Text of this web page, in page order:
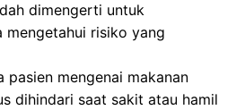
dimengerti untuk
mengetahui risiko yang
pasien mengenai makanan
dihindari saat sakit atau hamil